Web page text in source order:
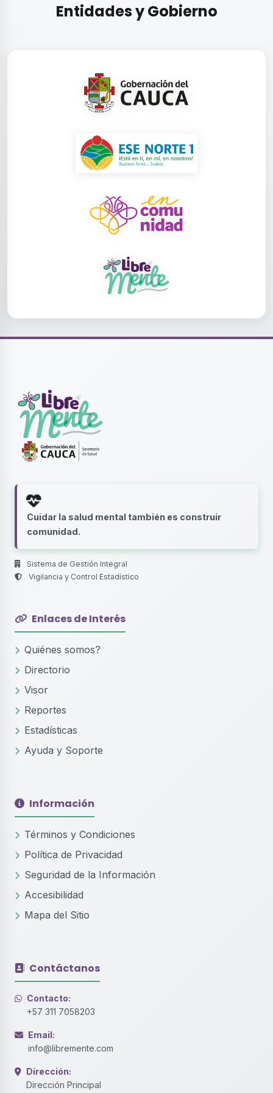
Entidades y Gobierno
Cuidar la salud mental también es construir
comunidad.
Sistema de Gestión Integral
Vigilancia y Control Estadístico
Enlaces de Interés
Quiénes somos?
Directorio
Visor
Reportes
Estadísticas
Ayuda y Soporte
Información
Términos y Condiciones
Política de Privacidad
Seguridad de la Información
Accesibilidad
Mapa del Sitio
Contáctanos
Contacto:
+57 311 7058203
Email:
info@libremente.com
Dirección:
Dirección Principal